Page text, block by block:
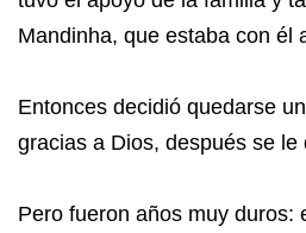
Mandinha, que estaba con él
Entonces decidió quedarse
gracias a Dios, después se le
Pero fueron años muy duros: